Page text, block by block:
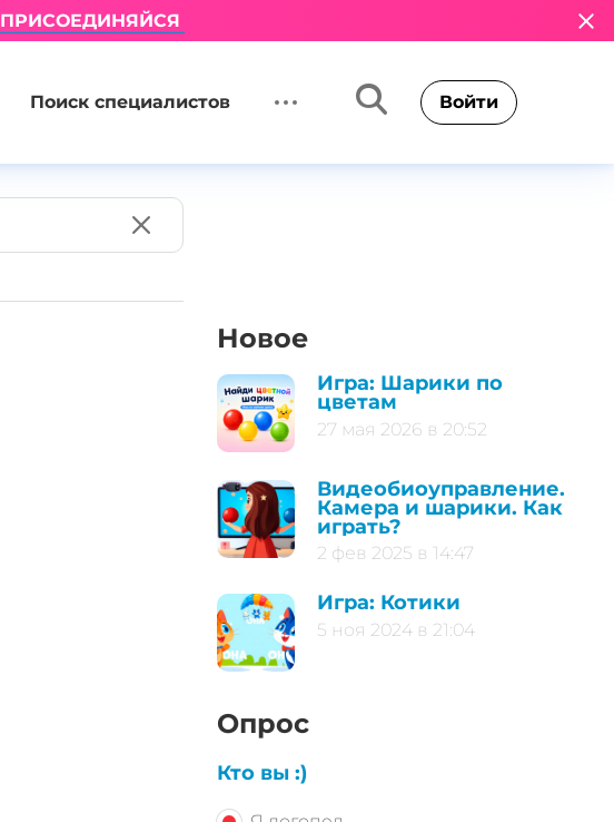
ПРИСОЕДИНЯЙСЯ
Поиск специалистов Войти
Новое
Игра: Шарики по
цветам
27 мая 2026 в 20:52
Видеобиоуправление.
Камера и шарики. Как
играть?
2 фев 2025 в 14:47
Игра: Котики
5 ноя 2024 в 21:04
Опрос
Кто вы :)